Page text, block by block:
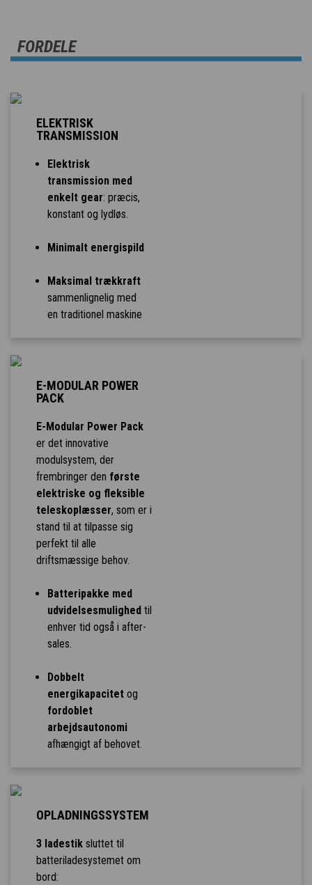
FORDELE
ELEKTRISK
TRANSMISSION
Elektrisk
transmission med
enkelt gear: præcis,
konstant og lydløs.
Minimalt energispild
Maksimal trækkraft
sammenlignelig med
en traditionel maskine
E-MODULAR POWER
PACK
E-Modular Power Pack
er det innovative
modulsystem, der
frembringer den første
elektriske og fleksible
teleskoplæsser, som er i
stand til at tilpasse sig
perfekt til alle
driftsmæssige behov.
Batteripakke med
udvidelsesmulighedtil
enhver tid også i after-
sales.
Dobbelt
energikapacitetog
fordoblet
arbejdsautonomi
afhængigt af behovet.
OPLADNINGSSYSTEM
3 ladestiksluttet til
batteriladesystemet om
bord: